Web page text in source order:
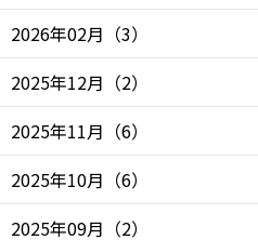
2026年02月 （3）
2025年12月 （2）
2025年11月 （6）
2025年10月 （6）
2025年09月 （2）